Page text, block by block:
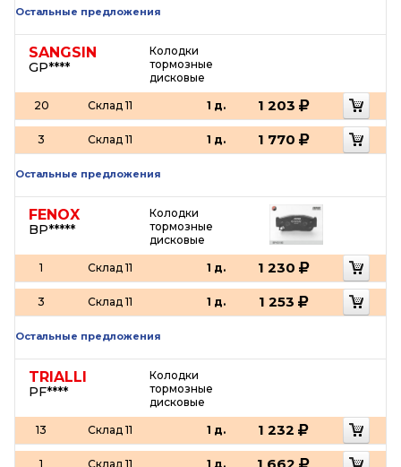
Остальные предложения
SANGSIN
GP****
Колодки
тормозные
дисковые
20 Склад 11 1 д. 1 203
3 Склад 11 1 д. 1 770
Остальные предложения
FENOX
BP*****
Колодки
тормозные
дисковые
1 Склад 11 1 д. 1 230
3 Склад 11 1 д. 1 253
Остальные предложения
TRIALLI
PF****
Колодки
тормозные
дисковые
13 Склад 11 1 д. 1 232
1 Склад 11 1 д.